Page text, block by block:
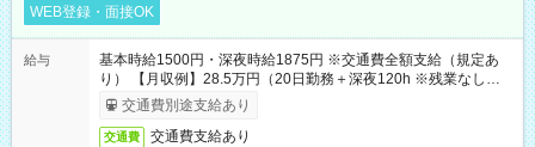
WEB登録・面接OK
給与
基本時給1500円・深夜時給1875円 ※交通費全額支給（規定あ
り） 【月収例】28.5万円（20日勤務＋深夜120h ※残業なしの場
合）交通費別途支給あり
交通費 交通費支給あり